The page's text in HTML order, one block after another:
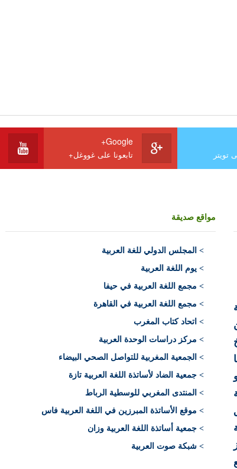
تويتر
Google+
تابعونا على غووغل+
مواقع صديقة
> المجلس الدولي للغة العربية
> يوم اللغة العربية
> مجمع اللغة العربية في حيفا
> مجمع اللغة العربية في القاهرة
> اتحاد كتاب المغرب
> مركز دراسات الوحدة العربية
> الجمعية المغربية للتواصل الصحي البيضاء
> جمعية الضاد لأساتذة اللغة العربية تازة
> المنتدى المغربي للوسطية الرباط
> موقع الأساتذة المبرزين في اللغة العربية فاس
> جمعية أساتذة اللغة العربية وزان
> شبكة صوت العربية